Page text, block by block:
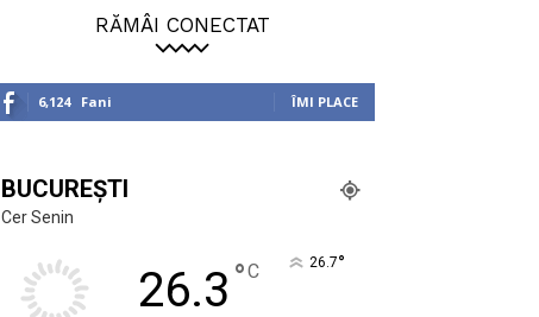
RĂMÂI CONECTAT
6,124 Fani ÎMI PLACE
BUCUREȘTI
Cer Senin
26.3 °C 26.7°